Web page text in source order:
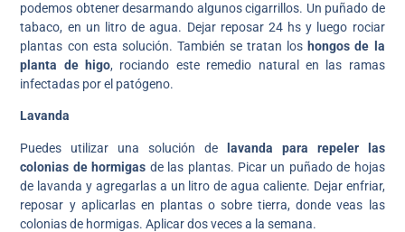
podemos obtener desarmando algunos cigarrillos. Un puñado de
tabaco, en un litro de agua. Dejar reposar 24 hs y luego rociar
plantas con esta solución. También se tratan los hongos de la
planta de higo, rociando este remedio natural en las ramas
infectadas por el patógeno.
Lavanda
Puedes utilizar una solución de
lavanda para repeler las
colonias de hormigas de las plantas. Picar un puñado de hojas
de lavanda y agregarlas a un litro de agua caliente. Dejar enfriar,
reposar y aplicarlas en plantas o sobre tierra, donde veas las
colonias de hormigas. Aplicar dos veces a la semana.